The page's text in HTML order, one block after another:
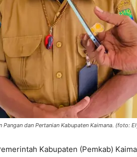
Pangan dan Pertanian Kabupaten Kaimana. (foto:
Kabupaten (Pemkab)